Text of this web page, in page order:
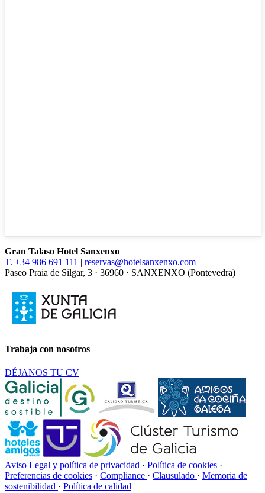
Gran Talaso Hotel Sanxenxo
T. +34 986 691 111 | reservas@hotelsanxenxo.com
Paseo Praia de Silgar, 3 · 36960 · SANXENXO (Pontevedra)
Trabaja con nosotros
DÉJANOS TU CV
Aviso Legal y política de privacidad · Política de cookies ·
Preferencias de cookies · Compliance · Clausulado · Memoria de
sostenibilidad · Política de calidad